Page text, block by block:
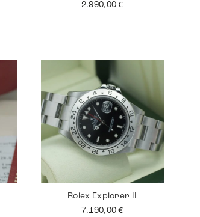
2.990,00€
Rolex Explorer II
7.190,00€